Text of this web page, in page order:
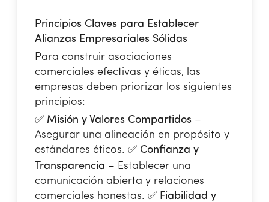
Principios Claves para Establecer
Alianzas Empresariales Sólidas
Para construir asociaciones
comerciales efectivas y éticas, las
empresas deben priorizar los siguientes
principios:
✅ Misión y Valores Compartidos –
Asegurar una alineación en propósito y
estándares éticos. ✅ Confianza y
Transparencia – Establecer una
comunicación abierta y relaciones
comerciales honestas. ✅ Fiabilidad y